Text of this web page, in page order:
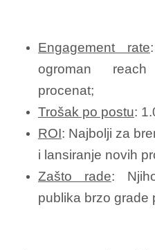
Engagement rate
ogroman
procenat;
Trošak po postu:
ROI: Najbolji za
i lansiranje novih
Zašto rade:
publika brzo grade